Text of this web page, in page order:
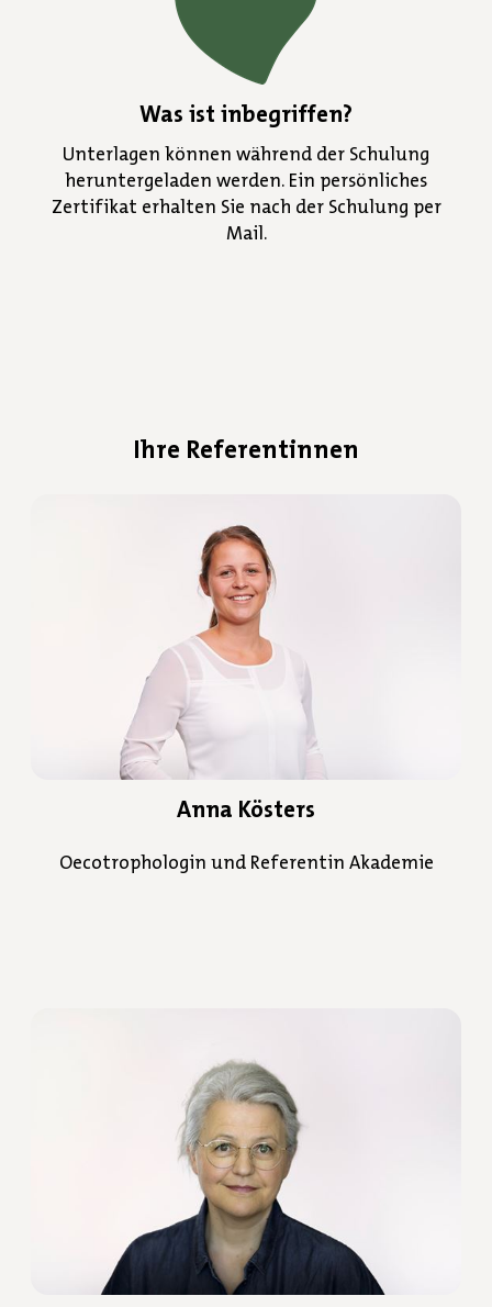
Was ist inbegriffen?
Unterlagen können während der Schulung
heruntergeladen werden. Ein persönliches
Zertifikat erhalten Sie nach der Schulung per
Mail.
Ihre Referentinnen
Anna Kösters
Oecotrophologin und Referentin Akademie